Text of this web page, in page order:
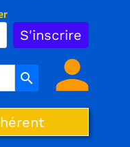
search person